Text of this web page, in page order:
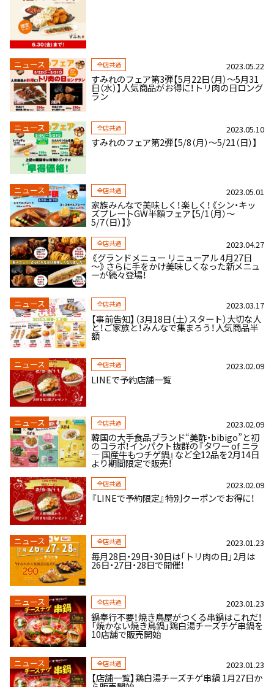
ニュース 全店共通 2023.05.22
すみれのフェア第3弾【5月22日（月）～5月31
日（水）】人気商品がお得に！トリ肉の日ロング
ラン
ニュース 全店共通 2023.05.10
すみれのフェア第2弾【5/8（月）～5/21（日）】
ニュース 全店共通 2023.05.01
家族みんなで美味しく！楽しく！《シン・キッ
ズプレートGW半額フェア【5/1（月）～
5/7（日）】》
全店共通 2023.04.27
《グランドメニュー リニューアル 4月27日
～》さらに手をかけ美味しくなった新メニュ
ーが続々登場！
ニュース 全店共通 2023.03.17
【事前告知】（3月18日（土）スタート）大切な人
と！ご家族と！みんなで集まろう！人気商品半
額
ニュース 全店共通 2023.02.09
LINEで予約店舗一覧
ニュース 全店共通 2023.02.09
韓国の大手食品ブランド“美酢・bibigo”と初
のコラボ！インパクト抜群の『タワー of ニラ
― 国産牛もつチゲ鍋』など全12品を2月14日
より期間限定で販売！
全店共通 2023.02.09
『LINEで予約限定』特別クーポンでお得に！
ニュース 全店共通 2023.01.23
毎月28日・29日・30日は「トリ肉の日」2月は
26日・27日・28日で開催！
ニュース 全店共通 2023.01.23
鍋奉行不要！焼き鳥屋がつくる串鍋はこれだ！
「焼かない焼き鳥鍋」鶏白湯チーズチゲ串鍋を
10店舗で販売開始
ニュース 全店共通 2023.01.23
【店舗一覧】鶏白湯チーズチゲ串鍋 1月27日か